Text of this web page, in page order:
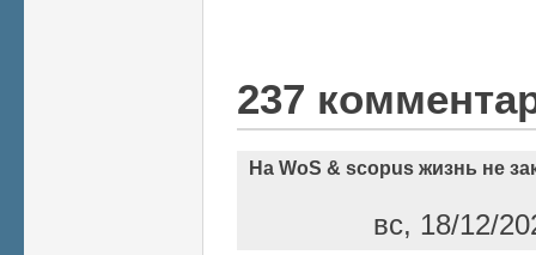
237
На WoS & scopus жизнь не
вс, 18/12/